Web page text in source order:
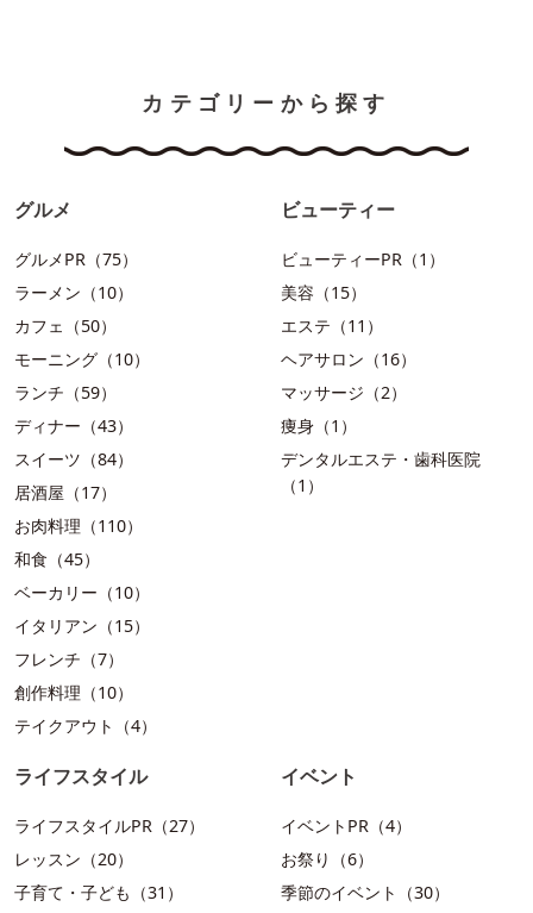
カテゴリーから探す
グルメ
グルメPR（75）
ラーメン（10）
カフェ（50）
モーニング（10）
ランチ（59）
ディナー（43）
スイーツ（84）
居酒屋（17）
お肉料理（110）
和食（45）
ベーカリー（10）
イタリアン（15）
フレンチ（7）
創作料理（10）
テイクアウト（4）
ビューティー
ビューティーPR（1）
美容（15）
エステ（11）
ヘアサロン（16）
マッサージ（2）
痩身（1）
デンタルエステ・歯科医院
（1）
ライフスタイル
ライフスタイルPR（27）
レッスン（20）
子育て・子ども（31）
イベント
イベントPR（4）
お祭り（6）
季節のイベント（30）